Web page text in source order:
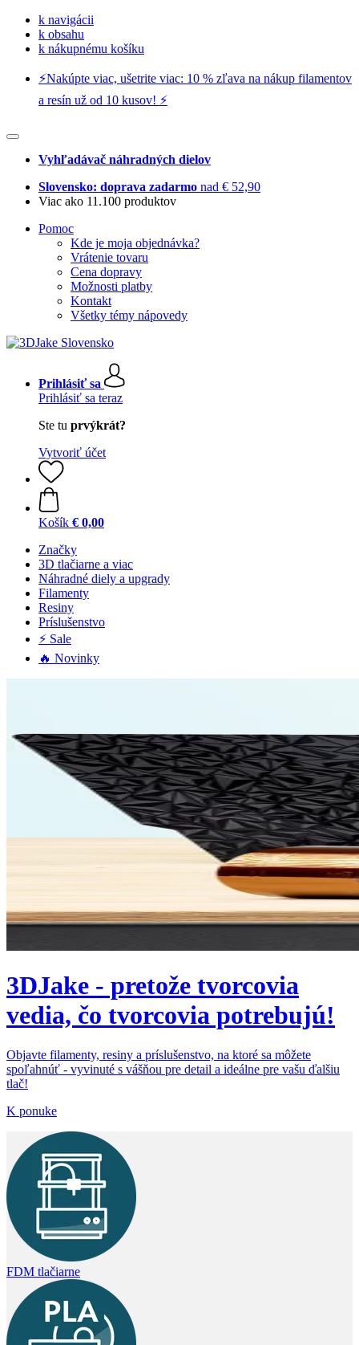
k navigácii
k obsahu
k nákupnému košíku
⚡️Nakúpte viac, ušetrite viac: 10 % zľava na nákup filamentov
a resín už od 10 kusov! ⚡️
Vyhľadávač náhradných dielov
Slovensko: doprava zadarmo nad € 52,90
Viac ako 11.100 produktov
Pomoc
Kde je moja objednávka?
Vrátenie tovaru
Cena dopravy
Možnosti platby
Kontakt
Všetky témy nápovedy
Prihlásiť sa
Prihlásiť sa teraz
Ste tu prvýkrát?
Vytvoriť účet
Košík € 0,00
Značky
3D tlačiarne a viac
Náhradné diely a upgrady
Filamenty
Resiny
Príslušenstvo
⚡ Sale
🔥 Novinky
3DJake - pretože tvorcovia
vedia, čo tvorcovia potrebujú!
Objavte filamenty, resiny a príslušenstvo, na ktoré sa môžete
spoľahnúť - vyvinuté s vášňou pre detail a ideálne pre vašu ďalšiu
tlač!
K ponuke
FDM tlačiarne